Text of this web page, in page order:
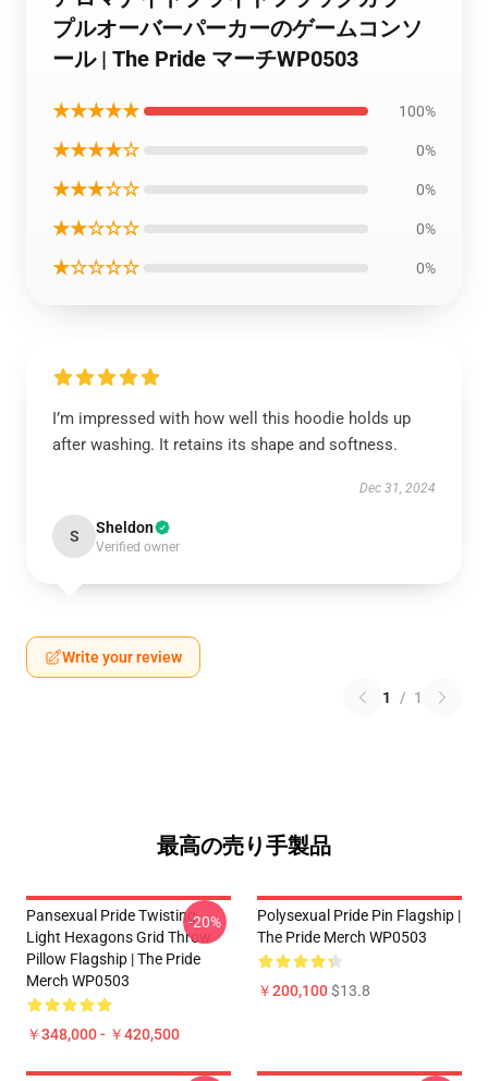
プルオーバーパーカーのゲームコンソ
ール | The Pride マーチWP0503
★★★★★ 100%
★★★★☆ 0%
★★★☆☆ 0%
★★☆☆☆ 0%
★☆☆☆☆ 0%
I’m impressed with how well this hoodie holds up
after washing. It retains its shape and softness.
Dec 31, 2024
S Sheldon
Verified owner
Write your review
1 / 1
最高の売り手製品
Pansexual Pride Twisting
Light Hexagons Grid Throw
Pillow Flagship | The Pride
Merch WP0503
￥348,000 - ￥420,500
-20%
Polysexual Pride Pin Flagship |
The Pride Merch WP0503
￥200,100$13.8